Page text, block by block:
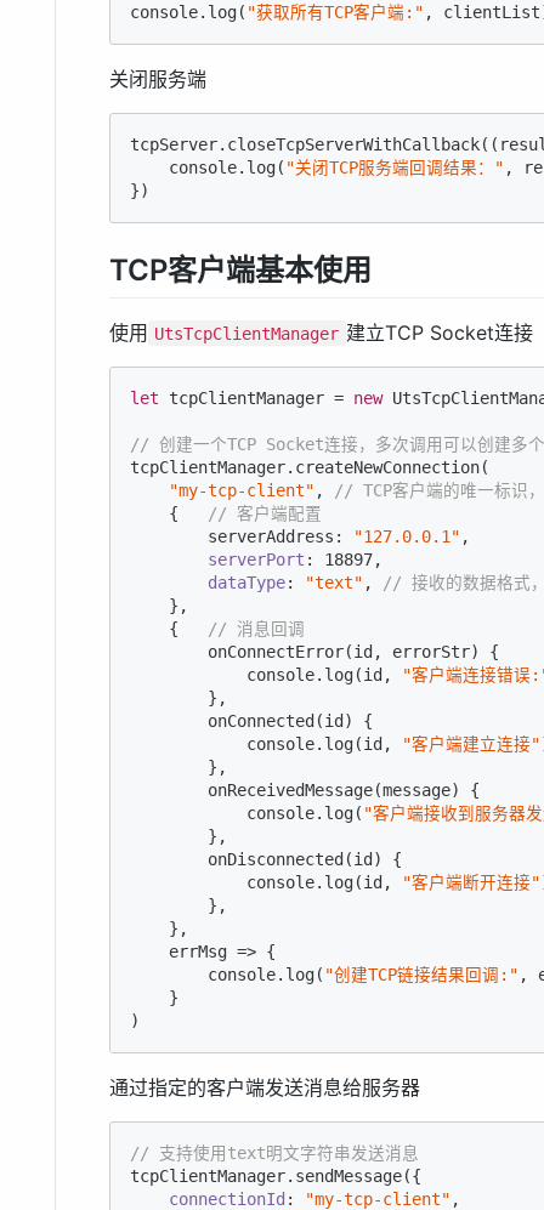
console.log( "获取所有TCP客户端:" ,
关闭服务端
tcpServer.closeTcpServerWithCallback( (
console.log( "关闭TCP服务端回调结果：" ,
})
TCP客户端基本使用
使用 UtsTcpClientManager 建立TCP Socket连接
let tcpClientManager = new
// 创建一个TCP Socket连接，多次调用可以创建多个
tcpClientManager.createNewConnection(
"my-tcp-client" ,
// TCP客户端的唯一标识
    {
// 客户端配置
        serverAddress:
"127.0.0.1" ,
serverPort : 18897,
dataType: "text" ,
// 接收的数据格式
    },
    {
// 消息回调
        onConnectError(id, errorStr) {
console.log(id,
"客户端连接错误
        },
        onConnected(id) {
console.log(id, "客户端建立连接"
        },
        onReceivedMessage(message) {
console.log( "客户端接收到服务器
        },
        onDisconnected(id) {
console.log(id, "客户端断开连接"
        },
    },
    errMsg => {
console.log( "创建TCP链接结果回调:" ,
    }
)
通过指定的客户端发送消息给服务器
// 支持使用text明文字符串发送消息
tcpClientManager.sendMessage({
connectionId : "my-tcp-client" ,